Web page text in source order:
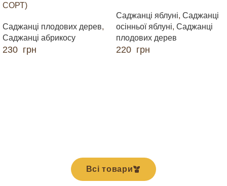
СОРТ)
Саджанці плодових дерев,
Саджанці абрикосу
230 грн
Саджанці яблуні, Саджанці
осінньої яблуні, Саджанці
плодових дерев
220 грн
Всі товари